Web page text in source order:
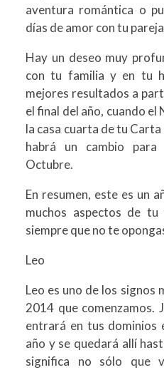
aventura romántica o
días de amor con tu
Hay un deseo muy
con tu familia y en tu
mejores resultados a
el final del año, cuando
la casa cuarta de tu
habrá un cambio
Octubre.
En resumen, este es un
muchos aspectos de
siempre que no te
Leo
Leo es uno de los signos
2014 que comenzamos.
entrará en tus dominios
año y se quedará allí
significa no sólo que